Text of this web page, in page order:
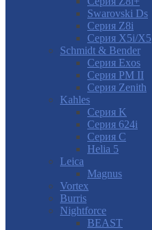
Swarovski Ds
Серия Z8i
Серия X5i/X5
Schmidt & Bender
Серия Exos
Серия PM II
Cерия Zenith
Kahles
Серия K
Серия 624i
Серия С
Helia 5
Leica
Magnus
Vortex
Burris
Nightforce
BEAST